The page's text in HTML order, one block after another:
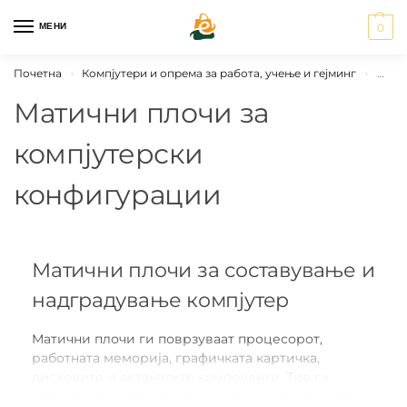
МЕНИ 0
Почетна › Компјутери и опрема за работа, учење и гејминг ›
Матични плочи за
компјутерски
конфигурации
Матични плочи за составување и
надградување компјутер
Матични плочи ги поврзуваат процесорот,
работната меморија, графичката картичка,